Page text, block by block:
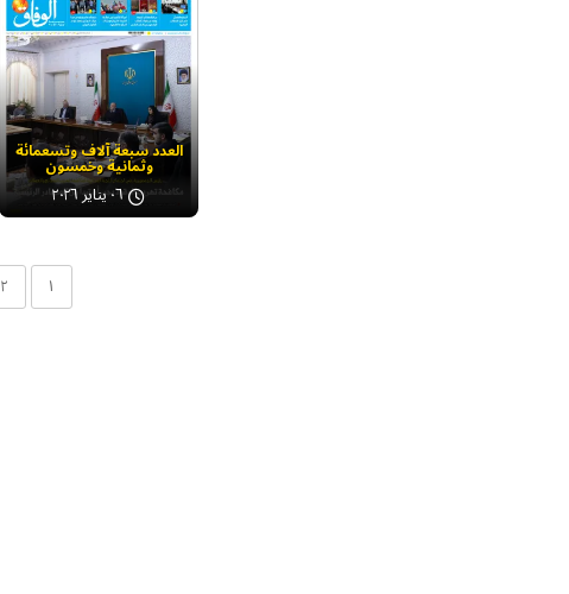
العدد سبعة آلاف وتسعمائة
وثمانية وخمسون
٠٦ يناير ٢٠٢٦
۱ ۲